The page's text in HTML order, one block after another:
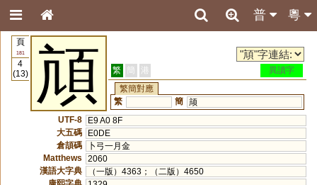
粵
普
頁
181
4
(13)
頏 繁 簡 港
異讀字
繁簡對應
繁
簡 颃
UTF-8
E9 A0 8F
大五碼
E0DE
倉頡碼
卜弓一月金
Matthews
2060
漢語大字典
（一版）4363；（二版）4650